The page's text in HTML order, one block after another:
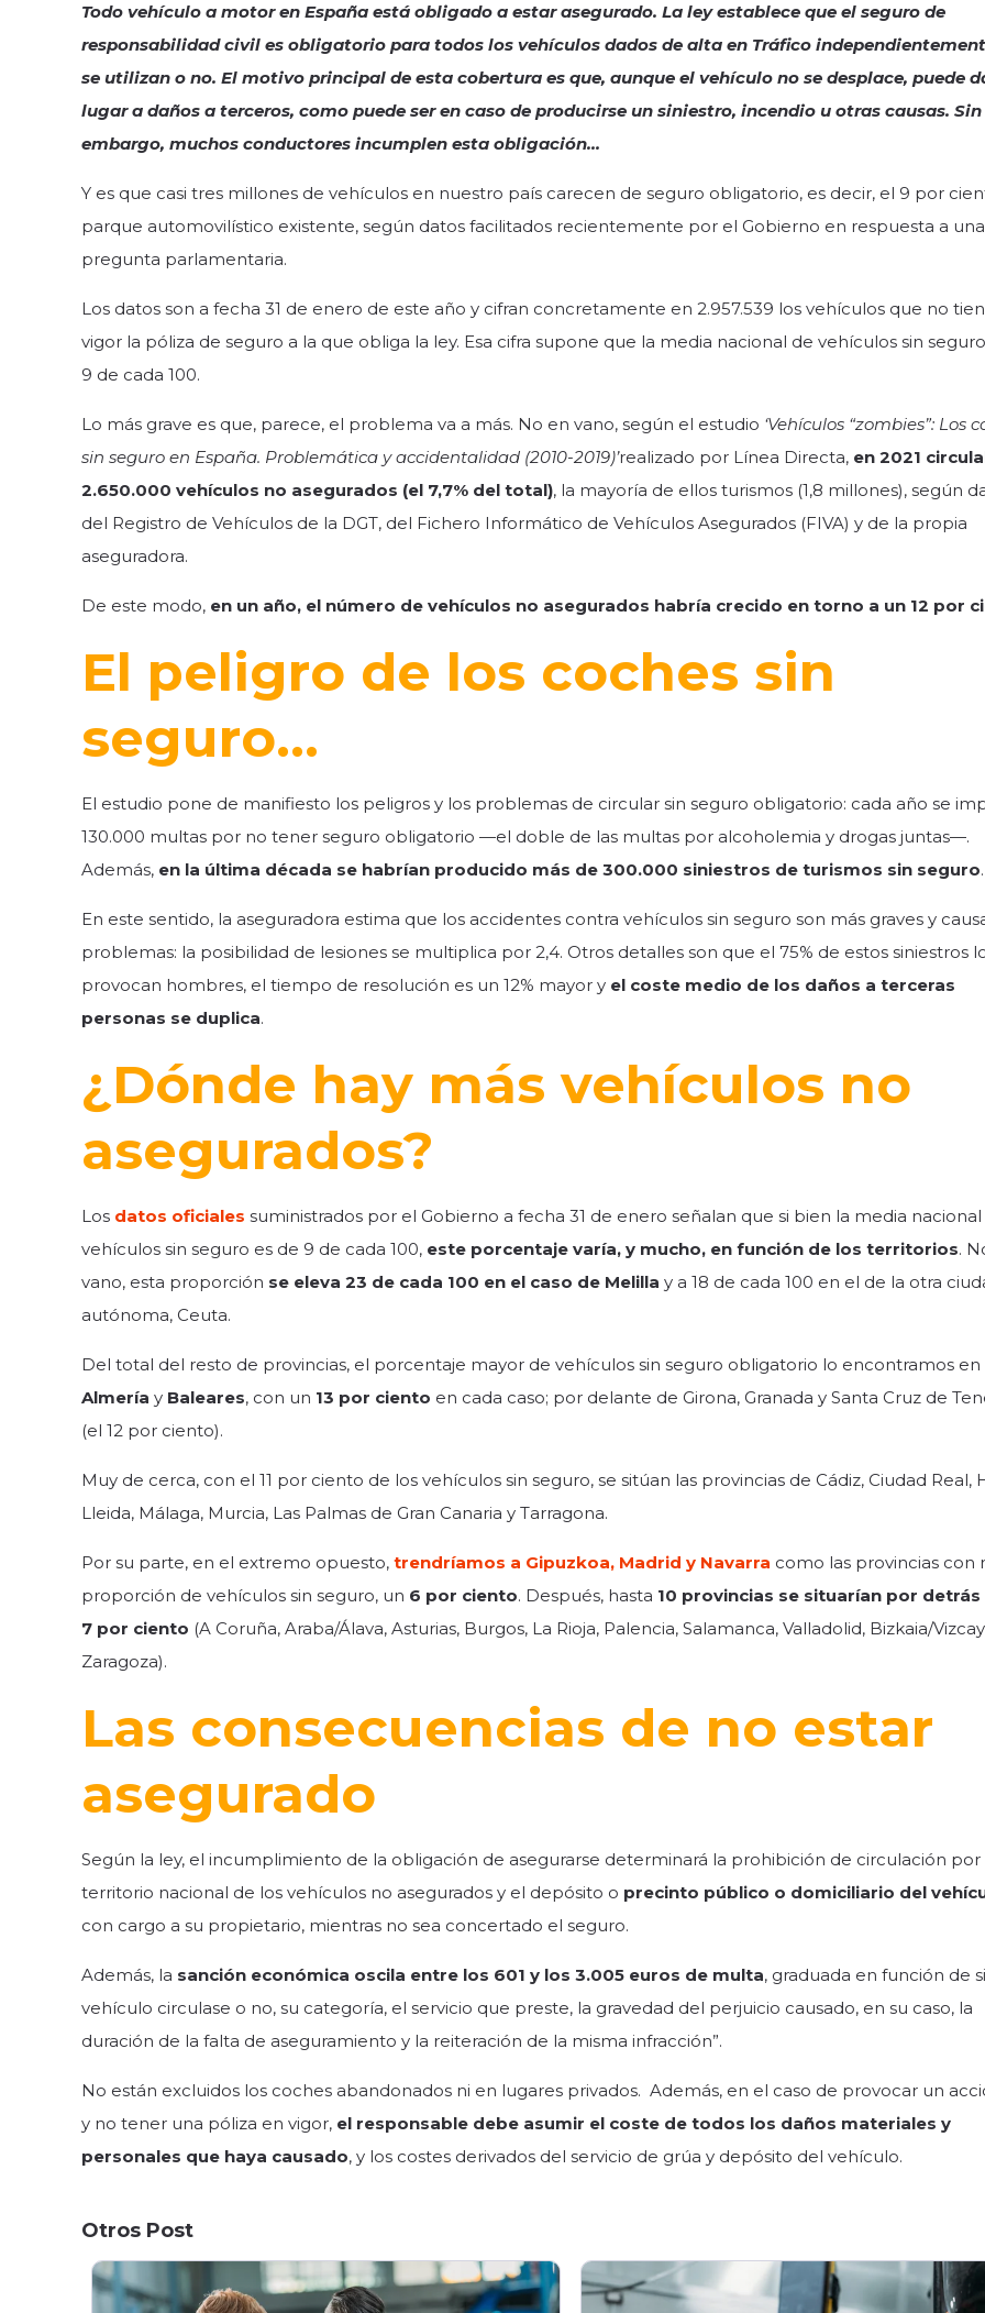
Todo vehículo a motor en España está obligado a estar asegurado. La ley establece que el seguro de
responsabilidad civil es obligatorio para todos los vehículos dados de alta en Tráfico
se utilizan o no. El motivo principal de esta cobertura es que, aunque el vehículo no se desplace, puede
lugar a daños a terceros, como puede ser en caso de producirse un siniestro, incendio u otras causas. Sin
embargo, muchos conductores incumplen esta obligación…
Y es que casi tres millones de vehículos en nuestro país carecen de seguro obligatorio, es decir, el 9 por
parque automovilístico existente, según datos facilitados recientemente por el Gobierno en respuesta a una
pregunta parlamentaria.
Los datos son a fecha 31 de enero de este año y cifran concretamente en 2.957.539 los vehículos que no
vigor la póliza de seguro a la que obliga la ley. Esa cifra supone que la media nacional de vehículos sin
9 de cada 100.
Lo más grave es que, parece, el problema va a más. No en vano, según el estudio ‘Vehículos “zombies”: Los
sin seguro en España. Problemática y accidentalidad (2010-2019)’realizado por Línea Directa, en 2021
2.650.000 vehículos no asegurados (el 7,7% del total), la mayoría de ellos turismos (1,8 millones), según
del Registro de Vehículos de la DGT, del Fichero Informático de Vehículos Asegurados (FIVA) y de la propia
aseguradora.
De este modo, en un año, el número de vehículos no asegurados habría crecido en torno a un 12 por
El peligro de los coches sin
seguro…
El estudio pone de manifiesto los peligros y los problemas de circular sin seguro obligatorio: cada año se
130.000 multas por no tener seguro obligatorio —el doble de las multas por alcoholemia y drogas juntas—.
Además, en la última década se habrían producido más de 300.000 siniestros de turismos sin seguro.
En este sentido, la aseguradora estima que los accidentes contra vehículos sin seguro son más graves y
problemas: la posibilidad de lesiones se multiplica por 2,4. Otros detalles son que el 75% de estos siniestros
provocan hombres, el tiempo de resolución es un 12% mayor y el coste medio de los daños a terceras
personas se duplica.
¿Dónde hay más vehículos no
asegurados?
Los datos oficiales suministrados por el Gobierno a fecha 31 de enero señalan que si bien la media nacional
vehículos sin seguro es de 9 de cada 100, este porcentaje varía, y mucho, en función de los territorios.
vano, esta proporción se eleva 23 de cada 100 en el caso de Melilla y a 18 de cada 100 en el de la otra
autónoma, Ceuta.
Del total del resto de provincias, el porcentaje mayor de vehículos sin seguro obligatorio lo encontramos en
Almería y Baleares, con un 13 por ciento en cada caso; por delante de Girona, Granada y Santa Cruz de
(el 12 por ciento).
Muy de cerca, con el 11 por ciento de los vehículos sin seguro, se sitúan las provincias de Cádiz, Ciudad Real,
Lleida, Málaga, Murcia, Las Palmas de Gran Canaria y Tarragona.
Por su parte, en el extremo opuesto, trendríamos a Gipuzkoa, Madrid y Navarra como las provincias con
proporción de vehículos sin seguro, un 6 por ciento. Después, hasta 10 provincias se situarían por detrás
7 por ciento (A Coruña, Araba/Álava, Asturias, Burgos, La Rioja, Palencia, Salamanca, Valladolid, Bizkaia/
Zaragoza).
Las consecuencias de no estar
asegurado
Según la ley, el incumplimiento de la obligación de asegurarse determinará la prohibición de circulación por
territorio nacional de los vehículos no asegurados y el depósito o precinto público o domiciliario del
con cargo a su propietario, mientras no sea concertado el seguro.
Además, la sanción económica oscila entre los 601 y los 3.005 euros de multa, graduada en función de
vehículo circulase o no, su categoría, el servicio que preste, la gravedad del perjuicio causado, en su caso, la
duración de la falta de aseguramiento y la reiteración de la misma infracción”.
No están excluidos los coches abandonados ni en lugares privados. Además, en el caso de provocar un
y no tener una póliza en vigor, el responsable debe asumir el coste de todos los daños materiales y
personales que haya causado, y los costes derivados del servicio de grúa y depósito del vehículo.
Otros Post